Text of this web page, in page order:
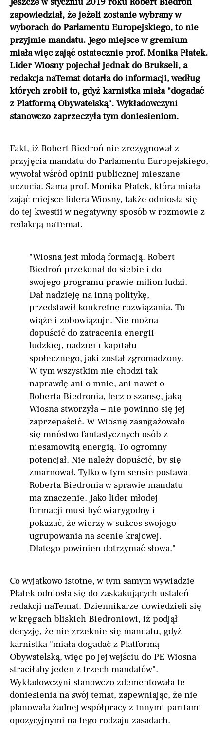
zapowiedział, że jeżeli zostanie wybrany w
wyborach do Parlamentu Europejskiego, to nie
przyjmie mandatu. Jego miejsce w gremium
miała więc zająć ostatecznie prof. Monika Płatek.
Lider Wiosny pojechał jednak do Brukseli, a
redakcja naTemat dotarła do informacji, według
których zrobił to, gdyż karnistka miała "dogadać
z Platformą Obywatelską". Wykładowczyni
stanowczo zaprzeczyła tym doniesieniom.
Fakt, iż Robert Biedroń nie zrezygnował z
przyjęcia mandatu do Parlamentu Europejskiego,
wywołał wśród opinii publicznej mieszane
uczucia. Sama prof. Monika Płatek, która miała
zająć miejsce lidera Wiosny, także odniosła się
do tej kwestii w negatywny sposób w rozmowie z
redakcją naTemat.
"Wiosna jest młodą formacją. Robert
Biedroń przekonał do siebie i do
swojego programu prawie milion ludzi.
Dał nadzieję na inną politykę,
przedstawił konkretne rozwiązania. To
wiąże i zobowiązuje. Nie można
dopuścić do zatracenia energii
ludzkiej, nadziei i kapitału
społecznego, jaki został zgromadzony.
W tym wszystkim nie chodzi tak
naprawdę ani o mnie, ani nawet o
Roberta Biedronia, lecz o szansę, jaką
Wiosna stworzyła – nie powinno się jej
zaprzepaścić. W Wiosnę zaangażowało
się mnóstwo fantastycznych osób z
niesamowitą energią. To ogromny
potencjał. Nie należy dopuścić, by się
zmarnował. Tylko w tym sensie postawa
Roberta Biedronia w sprawie mandatu
ma znaczenie. Jako lider młodej
formacji musi być wiarygodny i
pokazać, że wierzy w sukces swojego
ugrupowania na scenie krajowej.
Dlatego powinien dotrzymać słowa."
Co wyjątkowo istotne, w tym samym wywiadzie
Płatek odniosła się do zaskakujących ustaleń
redakcji naTemat. Dziennikarze dowiedzieli się
w kręgach bliskich Biedroniowi, iż podjął
decyzję, że nie zrzeknie się mandatu, gdyż
karnistka "miała dogadać z Platformą
Obywatelską, więc po jej wejściu do PE Wiosna
straciłaby jeden z trzech mandatów".
Wykładowczyni stanowczo zdementowała te
doniesienia na swój temat, zapewniając, że nie
planowała żadnej współpracy z innymi partiami
opozycyjnymi na tego rodzaju zasadach.